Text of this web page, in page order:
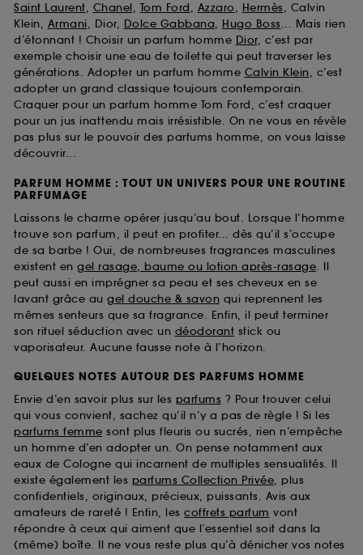
Saint Laurent, Chanel, Tom Ford, Azzaro, Hermès, Calvin
Klein, Armani, Dior, Dolce Gabbana, Hugo Boss... Mais rien
d’étonnant ! Choisir un parfum homme Dior, c’est par
exemple choisir une eau de toilette qui peut traverser les
générations. Adopter un parfum homme Calvin Klein, c’est
adopter un grand classique toujours contemporain.
Craquer pour un parfum homme Tom Ford, c’est craquer
pour un jus inattendu mais irrésistible. On ne vous en révèle
pas plus sur le pouvoir des parfums homme, on vous laisse
découvrir...
PARFUM HOMME : TOUT UN UNIVERS POUR UNE ROUTINE
PARFUMAGE
Laissons le charme opérer jusqu’au bout. Lorsque l’homme
trouve son parfum, il peut en profiter... dès qu’il s’occupe
de sa barbe ! Oui, de nombreuses fragrances masculines
existent en gel rasage, baume ou lotion après-rasage. Il
peut aussi en imprégner sa peau et ses cheveux en se
lavant grâce au gel douche & savon qui reprennent les
mêmes senteurs que sa fragrance. Enfin, il peut terminer
son rituel séduction avec un déodorant stick ou
vaporisateur. Aucune fausse note à l’horizon.
QUELQUES NOTES AUTOUR DES PARFUMS HOMME
Envie d’en savoir plus sur les parfums ? Pour trouver celui
qui vous convient, sachez qu’il n’y a pas de règle ! Si les
parfums femme sont plus fleuris ou sucrés, rien n’empêche
un homme d’en adopter un. On pense notamment aux
eaux de Cologne qui incarnent de multiples sensualités. Il
existe également les parfums Collection Privée, plus
confidentiels, originaux, précieux, puissants. Avis aux
amateurs de rareté ! Enfin, les coffrets parfum vont
répondre à ceux qui aiment que l’essentiel soit dans la
(même) boîte. Il ne vous reste plus qu’à dénicher vos notes